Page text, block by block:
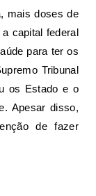
mais doses de
capital federal
para ter os
Tribunal
os Estado e o
Apesar disso,
de fazer